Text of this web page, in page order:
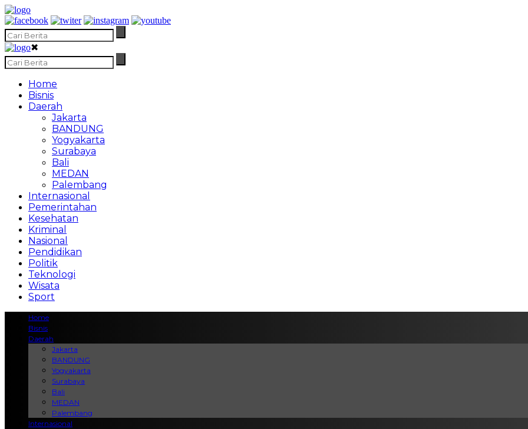
✖
Home
Bisnis
Daerah
Jakarta
BANDUNG
Yogyakarta
Surabaya
Bali
MEDAN
Palembang
Internasional
Pemerintahan
Kesehatan
Kriminal
Nasional
Pendidikan
Politik
Teknologi
Wisata
Sport
Home
Bisnis
Daerah
Jakarta
BANDUNG
Yogyakarta
Surabaya
Bali
MEDAN
Palembang
Internasional